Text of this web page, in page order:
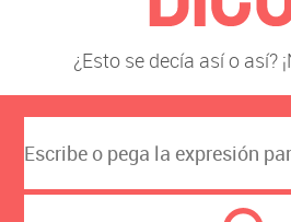
¿Esto se decía así o así?